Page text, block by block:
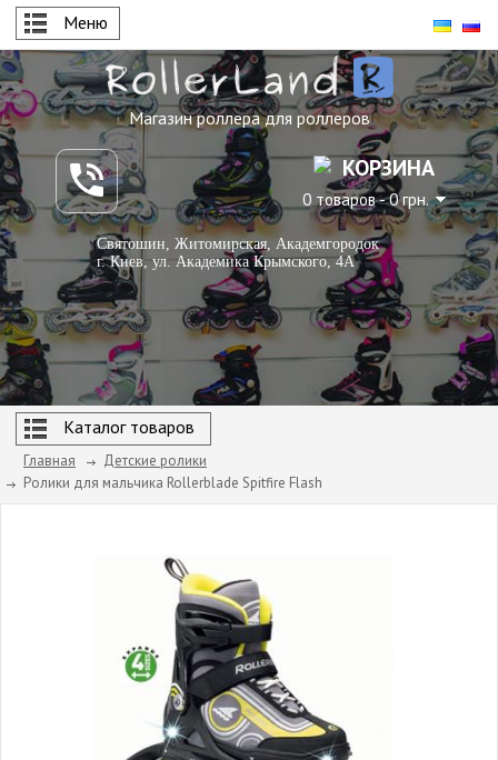
Меню
Магазин роллера для роллеров
КОРЗИНА
0 товаров - 0 грн.
Святошин, Житомирская, Академгородок
г. Киев, ул. Академика Крымского, 4А
Каталог товаров
Главная
Детские ролики
Ролики для мальчика Rollerblade Spitfire Flash